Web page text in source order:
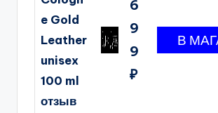
e Gold
Leather
unisex
100 ml
отзыв
6
9
9
₽